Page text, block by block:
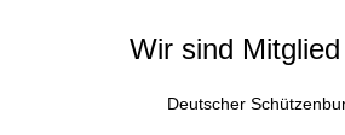
Wir sind
Deutscher